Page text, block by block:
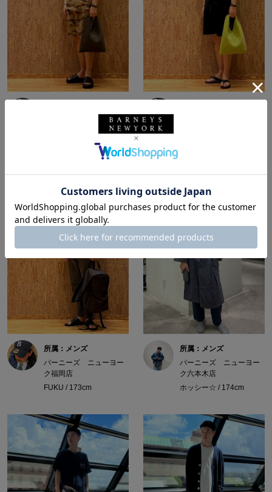
バーニーズ ニューヨー
所属：メンズ
バーニーズ ニューヨー
ク福岡店
FUKU / 173cm
所属：メンズ
バーニーズ ニューヨー
ク六本木店
ホッシー☆ / 174cm